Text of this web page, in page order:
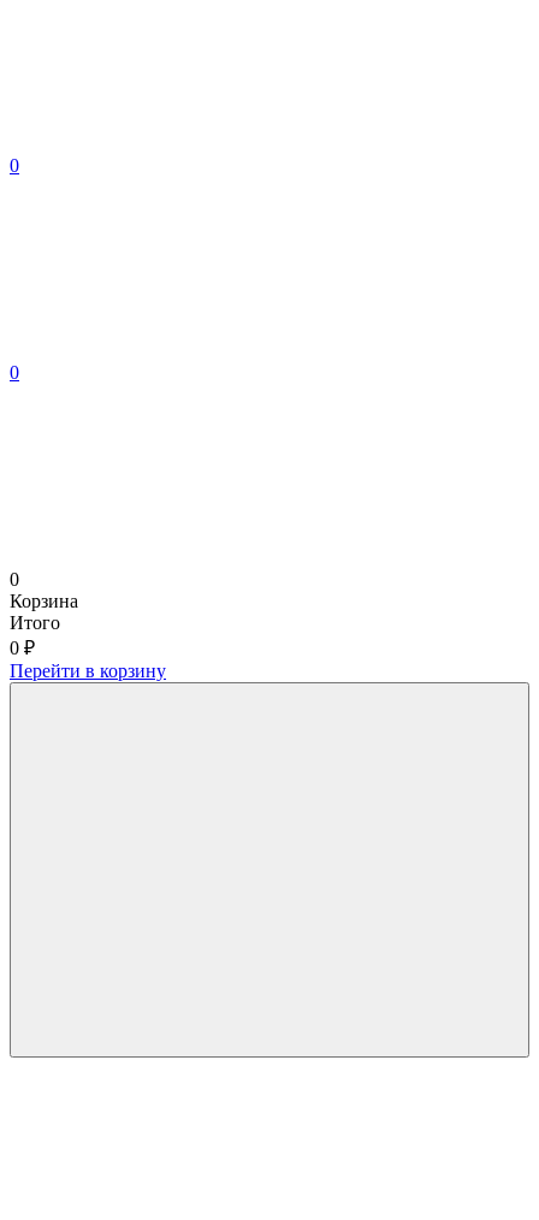
0
0
0
Корзина
Итого
0 ₽
Перейти в корзину